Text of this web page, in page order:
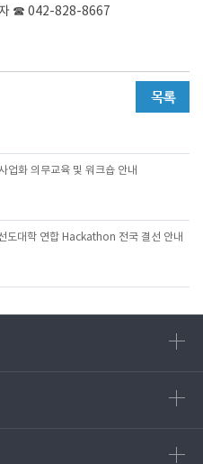
자 ☎ 042-828-8667
업화 의무교육 및 워크숍 안내
도대학 연합 Hackathon 전국 결선 안내